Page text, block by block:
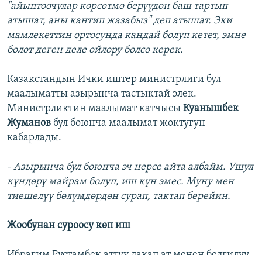
"айыптоочулар көрсөтмө берүүдөн баш тартып
атышат, аны кантип жазабыз" деп атышат. Эки
мамлекеттин ортосунда кандай болуп кетет, эмне
болот деген деле ойлору болсо керек.
Казакстандын Ички иштер министрлиги бул
маалыматты азырынча тастыктай элек.
Министрликтин маалымат катчысы Куанышбек
Жуманов бул боюнча маалымат жоктугун
кабарлады.
- Азырынча бул боюнча эч нерсе айта албайм. Ушул
күндөрү майрам болуп, иш күн эмес. Муну мен
тиешелүү бөлүмдөрдөн сурап, тактап берейин.
Жообунан суроосу көп иш